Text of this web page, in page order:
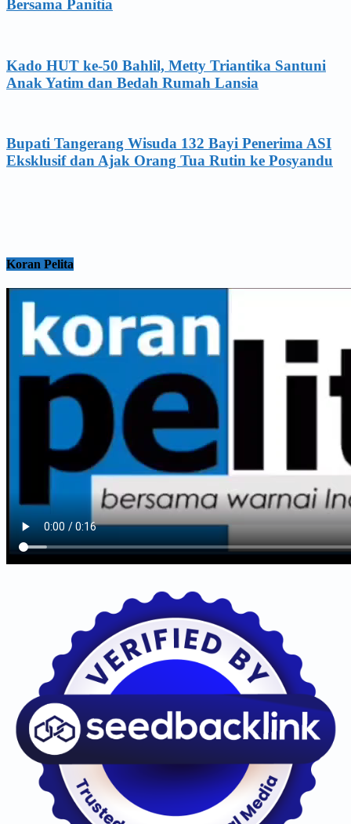
Bersama Panitia
Kado HUT ke-50 Bahlil, Metty Triantika Santuni
Anak Yatim dan Bedah Rumah Lansia
Bupati Tangerang Wisuda 132 Bayi Penerima ASI
Eksklusif dan Ajak Orang Tua Rutin ke Posyandu
Koran Pelita